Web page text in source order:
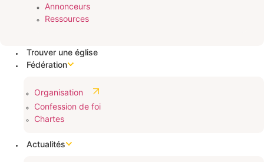
Annonceurs
Ressources
Trouver une église
Fédération
Organisation
Confession de foi
Chartes
Actualités